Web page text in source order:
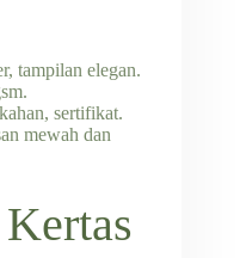
tampilan elegan.
sertifikat.
mewah dan